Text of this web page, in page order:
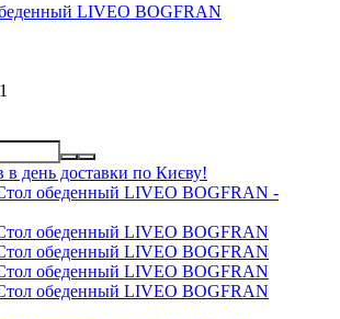
LIVEO BOGFRAN
в день доставки по Києву!